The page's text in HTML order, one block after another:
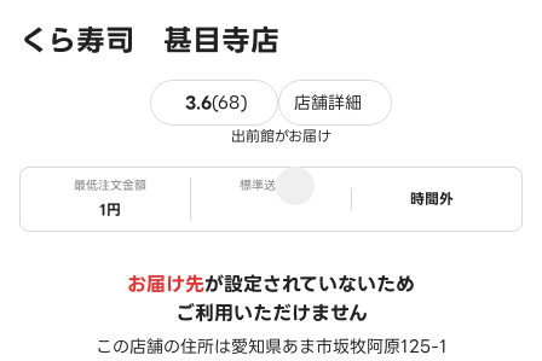
くら寿司 甚目寺店
3.6(68) 68件のレビュー
店舗詳細
出前館がお届け
最低注文金額
1円
標準送料
ステータス
時間外
お届け先が設定されていないため
ご利用いただけません
この店舗の住所は愛知県あま市坂牧阿原125-1